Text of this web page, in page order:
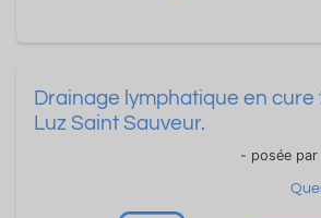
Drainage lymphatique en cure
Luz Saint Sauveur.
- posée par